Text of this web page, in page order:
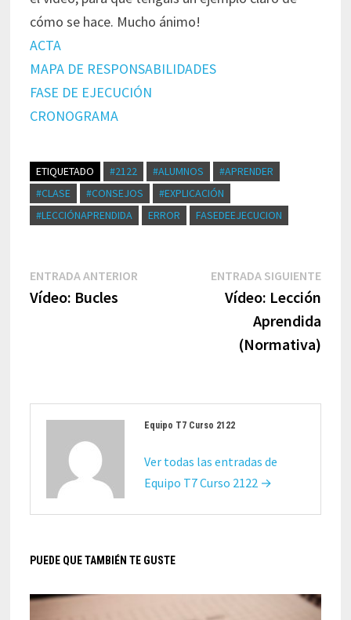
cómo se hace. Mucho ánimo!
ACTA
MAPA DE RESPONSABILIDADES
FASE DE EJECUCIÓN
CRONOGRAMA
ETIQUETADO #2122 #ALUMNOS
#APRENDER
#CLASE
#CONSEJOS
#EXPLICACIÓN
#LECCIÓNAPRENDIDA
ERROR FASEDEEJECUCION
Navegación
entradas
ENTRADA ANTERIOR
Vídeo: Bucles
ENTRADA SIGUIENTE
Vídeo: Lección
Aprendida
(Normativa)
Equipo T7 Curso 2122
Ver todas las entradas de
Equipo T7 Curso 2122 →
PUEDE QUE TAMBIÉN TE GUSTE